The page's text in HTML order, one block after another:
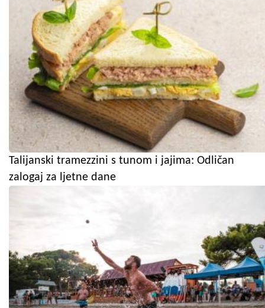
Talijanski tramezzini s tunom i jajima: Odličan
zalogaj za ljetne dane